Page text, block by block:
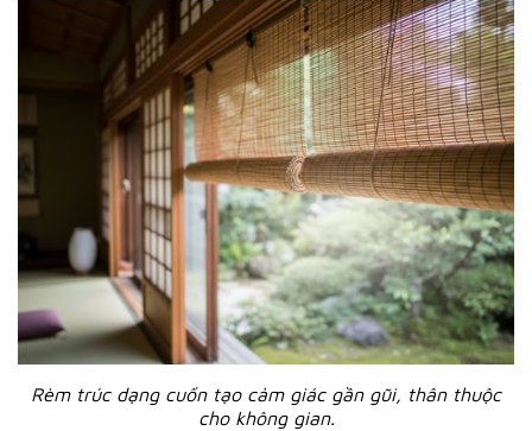
Rèm trúc dạng cuốn tạo cảm giác gần gũi, thân thuộc
cho không gian.